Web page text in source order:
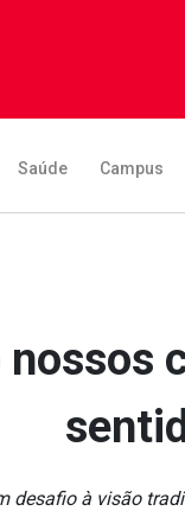
Saúde Campus
desafio à visão